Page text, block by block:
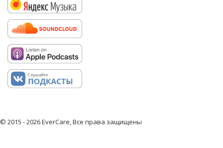
© 2015 - 2026 EverCare, Все права защищены